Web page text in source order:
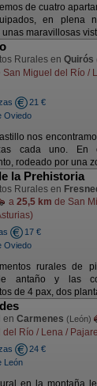
de cuatro
en plena
maravillosas
Rurales en Quirós
San Miguel del Río /
21 €
Oviedo
nos
cada uno. En
rodeado por una
la Prehistoria
Rurales en
a 25,5 km de San
17 €
Oviedo
rurales de
antaño y las
de 4 pax, dos
en Carmenes (León)
del Río / Lena /
24 €
León
en la montaña